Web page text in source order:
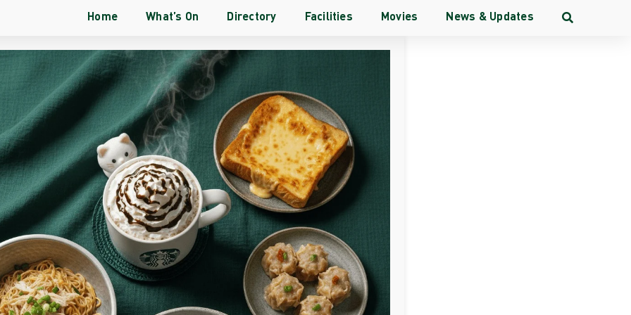
Home What’s On Directory Facilities Movies News & Updates